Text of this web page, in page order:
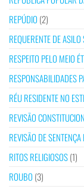
REPÚDIO (2)
REQUERENTE DE
RESPEITO PELO MEIO
RESPONSABILIDADES
RÉU RESIDENTE NO
REVISÃO
REVISÃO DE
RITOS RELIGIOSOS(1)
ROUBO (3)